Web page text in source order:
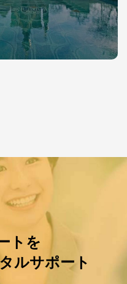
トを
ルサポート